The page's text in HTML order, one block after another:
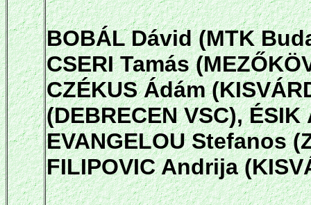
BOBÁL Dávid (MTK
CSERI Tamás
CZÉKUS Ádám
(DEBRECEN VSC),
EVANGELOU Stefanos
FILIPOVIC Andrija